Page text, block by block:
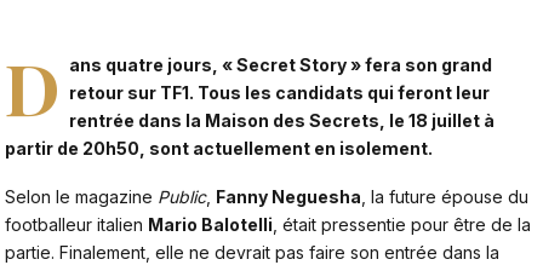
D ans quatre jours, «Secret Story» fera son grand
retour sur TF1. Tous les candidats qui feront leur
rentrée dans la Maison des Secrets, le 18 juillet à
partir de 20h50, sont actuellement en isolement.
Selon le magazine Public, Fanny Neguesha , la future épouse du
footballeur italien Mario Balotelli , était pressentie pour être de la
partie. Finalement, elle ne devrait pas faire son entrée dans la